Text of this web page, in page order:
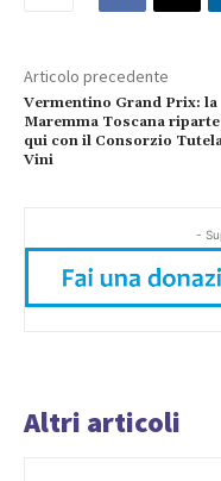
Articolo precedente
Vermentino Grand Prix: la
Maremma Toscana
qui con il Consorzio
Vini
-
Altri articoli